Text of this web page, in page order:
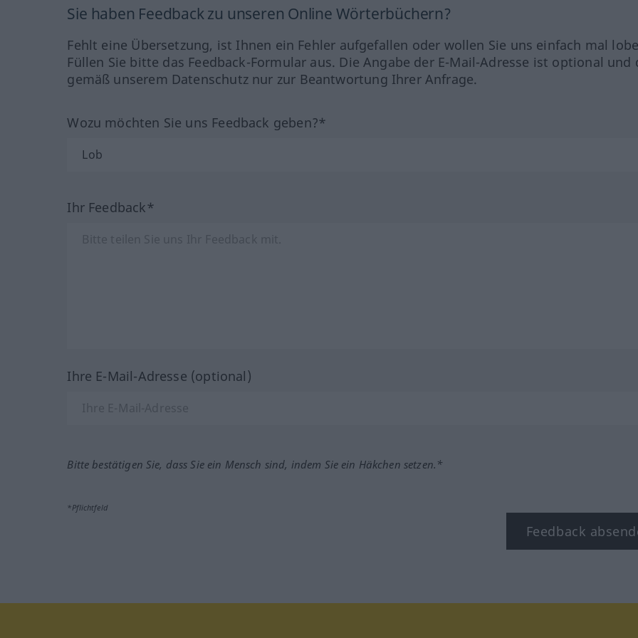
Sie haben Feedback zu unseren Online Wörterbüchern?
Fehlt eine Übersetzung, ist Ihnen ein Fehler aufgefallen oder wollen Sie uns einfach mal
Füllen Sie bitte das Feedback-Formular aus. Die Angabe der E-Mail-Adresse ist optional und
gemäß unserem Datenschutz nur zur Beantwortung Ihrer Anfrage.
Wozu möchten Sie uns Feedback geben?*
Ihr Feedback*
Ihre E-Mail-Adresse (optional)
Bitte bestätigen Sie, dass Sie ein Mensch sind, indem Sie ein Häkchen setzen.*
*Pflichtfeld
Feedback